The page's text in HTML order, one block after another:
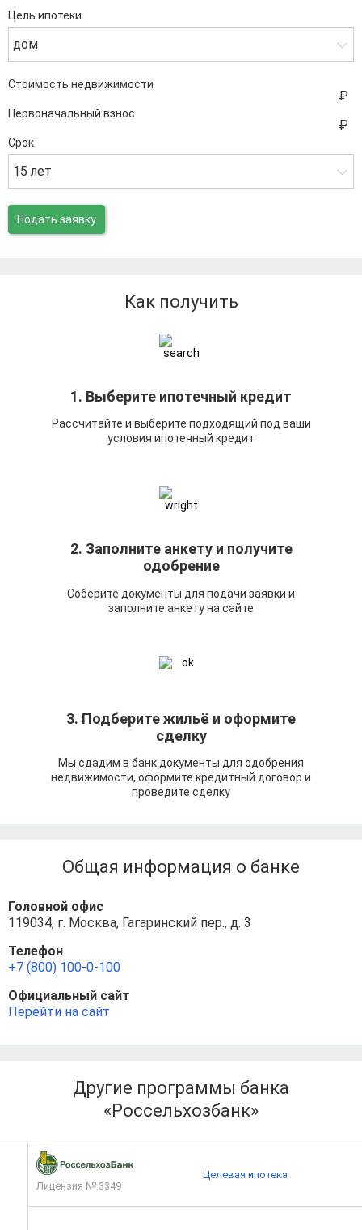
Цель ипотеки
дом
Стоимость недвижимости
Первоначальный взнос
Срок
15 лет
Подать заявку
Как получить
1. Выберите ипотечный кредит
Рассчитайте и выберите подходящий под ваши
условия ипотечный кредит
2. Заполните анкету и получите
одобрение
Соберите документы для подачи заявки и
заполните анкету на сайте
3. Подберите жильё и оформите
сделку
Мы сдадим в банк документы для одобрения
недвижимости, оформите кредитный договор и
проведите сделку
Общая информация о банке
Головной офис
119034, г. Москва, Гагаринский пер., д. 3
Телефон
+7 (800) 100-0-100
Официальный сайт
Перейти на сайт
Другие программы банка
«Россельхозбанк»
Лицензия № 3349
Целевая ипотека